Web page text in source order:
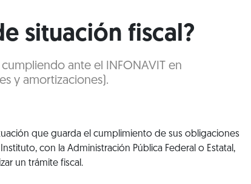
situación fiscal?
ante el INFONAVIT en
y amortizaciones).
que guarda el cumplimiento de sus obligaciones
con la Administración Pública Federal o Estatal,
un trámite fiscal.